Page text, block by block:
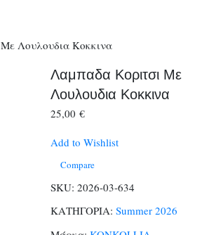
Λουλουδια Κοκκινα
Λαμπαδα Κοριτσι Με
Λουλουδια Κοκκινα
25,00€
Add to Wishlist
Compare
SKU: 2026-03-634
ΚΑΤΗΓΟΡΙΑ: Summer 2026